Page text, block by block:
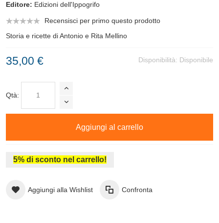
Editore: Edizioni dell'Ippogrifo
Recensisci per primo questo prodotto
Storia e ricette di Antonio e Rita Mellino
Disponibilità: Disponibile
35,00 €
Qtà:
Aggiungi al carrello
5% di sconto nel carrello!
Aggiungi alla Wishlist Confronta